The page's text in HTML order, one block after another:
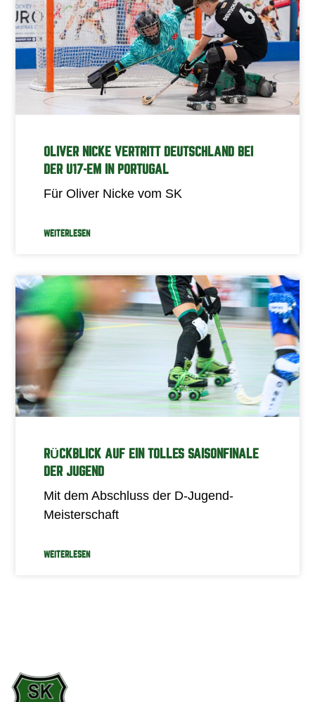
OLIVER NICKE VERTRITT DEUTSCHLAND BEI
DER U17-EM IN PORTUGAL
Für Oliver Nicke vom SK
WEITERLESEN
RÜCKBLICK AUF EIN TOLLES SAISONFINALE
DER JUGEND
Mit dem Abschluss der D-Jugend-
Meisterschaft
WEITERLESEN